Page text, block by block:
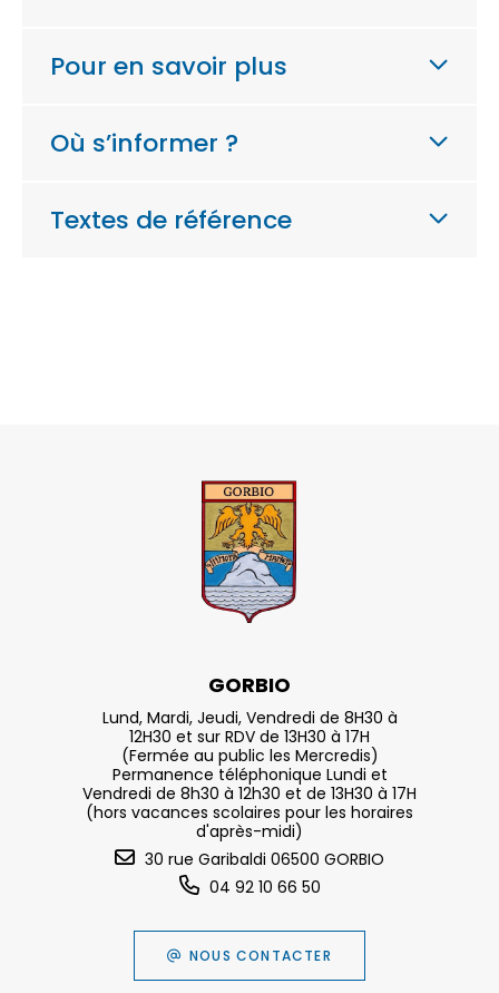
Pour en savoir plus
Où s’informer ?
Textes de référence
GORBIO
Lund, Mardi, Jeudi, Vendredi de 8H30 à
12H30 et sur RDV de 13H30 à 17H
(Fermée au public les Mercredis)
Permanence téléphonique Lundi et
Vendredi de 8h30 à 12h30 et de 13H30 à 17H
(hors vacances scolaires pour les horaires
d'après-midi)
30 rue Garibaldi 06500 GORBIO
04 92 10 66 50
NOUS CONTACTER